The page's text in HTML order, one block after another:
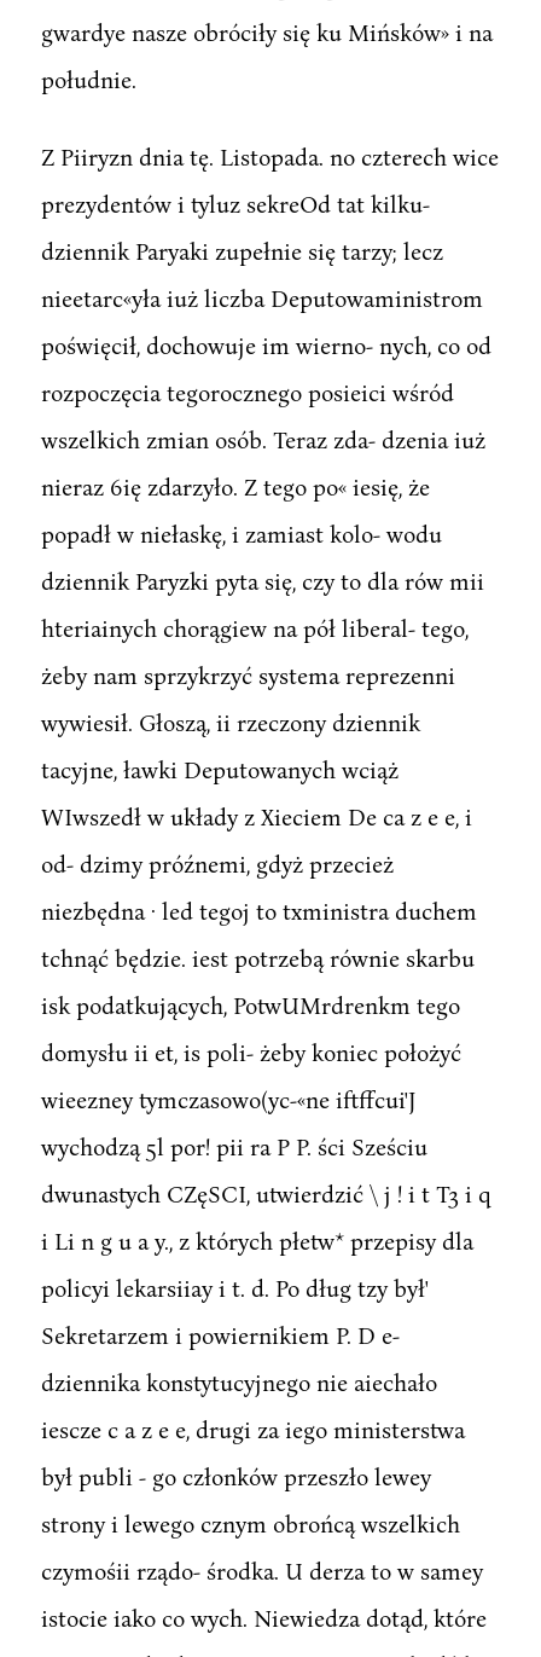
gwardye nasze obróciły się ku Mińsków» i na
południe.
Z Piiryzn dnia tę. Listopada. no czterech wice
prezydentów i tyluz sekreOd tat kilku-
dziennik Paryaki zupełnie się tarzy; lecz
nieetarc«yła iuż liczba Deputowaministrom
poświęcił, dochowuje im wierno- nych, co od
rozpoczęcia tegorocznego posieici wśród
wszelkich zmian osób. Teraz zda- dzenia iuż
nieraz 6ię zdarzyło. Z tego po« iesię, że
popadł w niełaskę, i zamiast kolo- wodu
dziennik Paryzki pyta się, czy to dla rów mii
hteriainych chorągiew na pół liberal- tego,
żeby nam sprzykrzyć systema reprezenni
wywiesił. Głoszą, ii rzeczony dziennik
tacyjne, ławki Deputowanych wciąż
WIwszedł w układy z Xieciem De ca z e e, i
od- dzimy próźnemi, gdyż przecież
niezbędna · led tegoj to txministra duchem
tchnąć będzie. iest potrzebą równie skarbu
isk podatkujących, PotwUMrdrenkm tego
domysłu ii et, is poli- żeby koniec położyć
wieezney tymczasowo(yc-«ne iftffcui'J
wychodzą 5l por! pii ra P P. ści Sześciu
dwunastych CZęSCI, utwierdzić \ j ! i t T3 i q
i Li n g u a y., z których płetw* przepisy dla
policyi lekarsiiay i t. d. Po dług tzy był'
Sekretarzem i powiernikiem P. D e-
dziennika konstytucyjnego nie aiechało
iescze c a z e e, drugi za iego ministerstwa
był publi - go członków przeszło lewey
strony i lewego cznym obrońcą wszelkich
czymośii rządo- środka. U derza to w samey
istocie iako co wych. Niewiedza dotąd, które